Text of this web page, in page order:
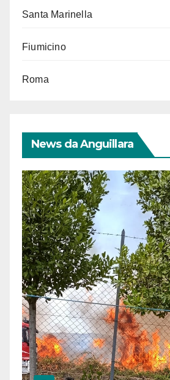
Santa Marinella
Fiumicino
Roma
News da Anguillara